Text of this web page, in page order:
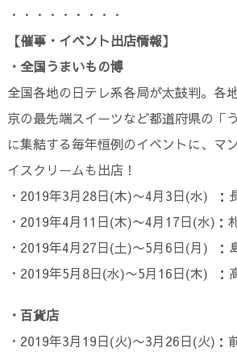
・・・・・・・・・
【催事・イベント出店情報】
・全国うまいもの博
全国各地の日テレ系各局が太鼓判。各
京の最先端スイーツなど都道府県の「
に集結する毎年恒例のイベントに、マ
イスクリームも出店！
・2019年3月28日(木)〜4月3日(水) ：
・2019年4月11日(木)〜4月17日(水)：
・2019年4月27日(土)〜5月6日(月) ：
・2019年5月8日(水)〜5月16日(木) ：
・百貨店
・2019年3月19日(火)〜3月26日(火)：